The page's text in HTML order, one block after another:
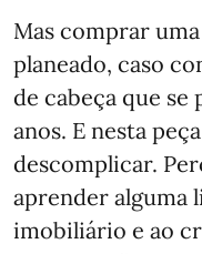
Mas comprar
planeado, caso
de cabeça que
anos. E nesta
descomplicar.
aprender alguma
imobiliário e ao